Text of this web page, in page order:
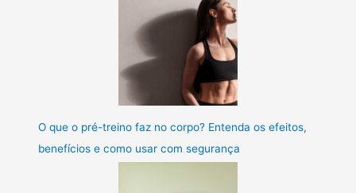
O que o pré-treino faz no corpo? Entenda os efeitos,
benefícios e como usar com segurança